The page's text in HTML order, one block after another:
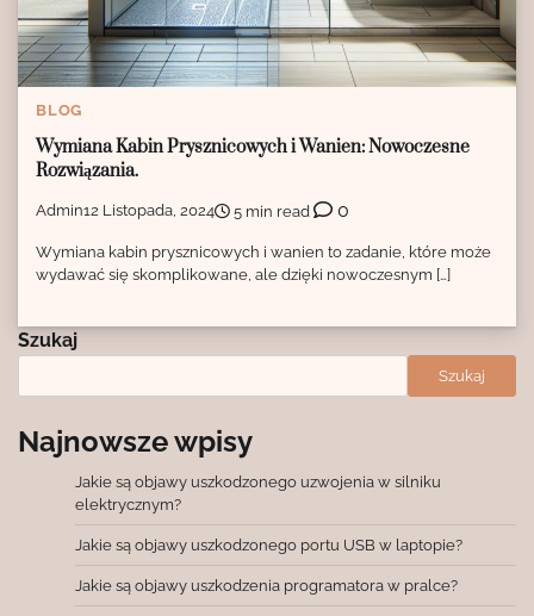
BLOG
Wymiana Kabin Prysznicowych i Wanien: Nowoczesne
Rozwiązania.
Admin12 Listopada, 2024 5 min read 0
Wymiana kabin prysznicowych i wanien to zadanie, które może
wydawać się skomplikowane, ale dzięki nowoczesnym […]
Szukaj
Szukaj
Najnowsze wpisy
Jakie są objawy uszkodzonego uzwojenia w silniku
elektrycznym?
Jakie są objawy uszkodzonego portu USB w laptopie?
Jakie są objawy uszkodzenia programatora w pralce?